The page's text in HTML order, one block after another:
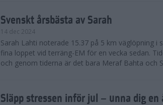
Svenskt årsbästa av Sarah
14 dec 2024
Sarah Lahti noterade 15.37 på 5 km väglöpning i
fina loppet vid terräng-EM för en vecka sedan.
och genom tiderna är det bara Meraf Bahta och
Släpp stressen inför jul – unna dig